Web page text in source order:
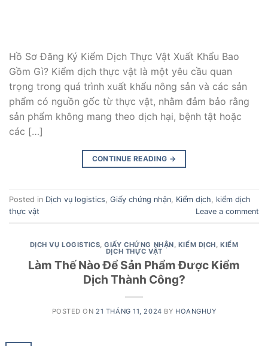
Hồ Sơ Đăng Ký Kiểm Dịch Thực Vật Xuất Khẩu Bao
Gồm Gì? Kiểm dịch thực vật là một yêu cầu quan
trọng trong quá trình xuất khẩu nông sản và các sản
phẩm có nguồn gốc từ thực vật, nhằm đảm bảo rằng
sản phẩm không mang theo dịch hại, bệnh tật hoặc
các […]
CONTINUE READING →
Posted in Dịch vụ logistics Giấy chứng nhận Kiểm dịch
kiểm dịch
thực vật
Leave a comment
DỊCH VỤ LOGISTICS ,GIẤY CHỨNG NHẬN KIỂM DỊCH ,KIỂM
DỊCH THỰC VẬT
Làm Thế Nào Để Sản Phẩm Được Kiểm
Dịch Thành Công?
POSTED ON21 THÁNG 11, 2024 BY HOANGHUY